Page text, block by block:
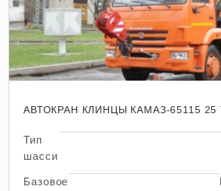
АВТОКРАН КЛИНЦЫ КАМАЗ-65115 25
Тип
шасси
Базовое